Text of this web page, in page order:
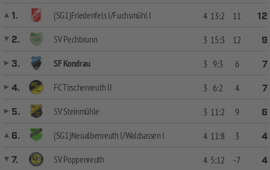
1. (SG1)Friedenfels I/Fuchsmühl I 4 13:2 11
12
2.
SV Pechbrunn 3 15:3 12
9
3.
SF Kondrau 3 9:3 6
7
4.
FC Tirschenreuth II 3 6:2 4
7
5.
SV Steinmühle 3 11:2 9
6
6.
(SG1)Neualbenreuth I/Waldsassen I 4 11:8 3
4
7.
SV Poppenreuth 4 5:12 -7
4